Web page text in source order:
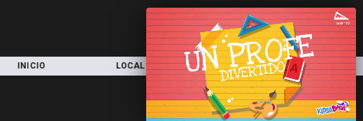
LOCAL NACIONAL DEPORTES ECONOMÍA